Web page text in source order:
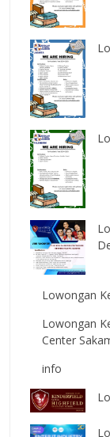
Lowongan
Lowongan
Center
info